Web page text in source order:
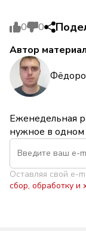
0 0
Автор
Еженедельная
нужное в одном
Оставляя свой e-
сбор, обработку